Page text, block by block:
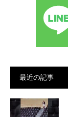
最近の記事